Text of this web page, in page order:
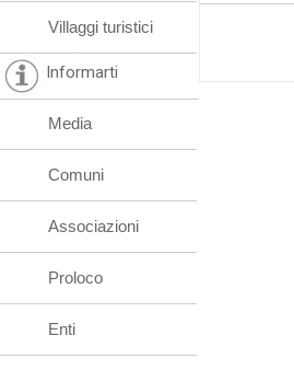
Villaggi turistici
Informarti
Media
Comuni
Associazioni
Proloco
Enti